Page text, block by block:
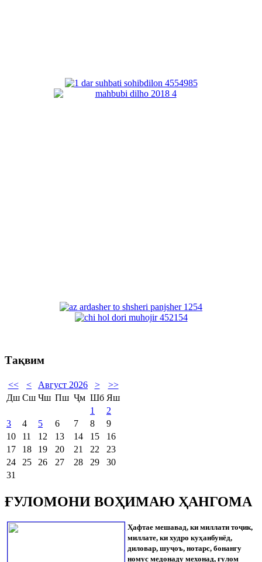
Тақвим
<< < Август 2026 >
>>
Дш Сш Чш Пш Ҷм Шб Яш
1
2
3
4 5 6 7 8
9
10
11 12 13 14 15
16
17
18 19 20 21 22
23
24
25 26 27 28 29
30
31
ҒУЛОМОНИ ВОҲИМАЮ ҲАНГОМА
Ҳафтае мешавад, ки миллати тоҷик,
миллате, ки худро куҳанбунёд,
диловар, шуҷоъ, нотарс, бонангу
номус медонаду мехонад, ғулом